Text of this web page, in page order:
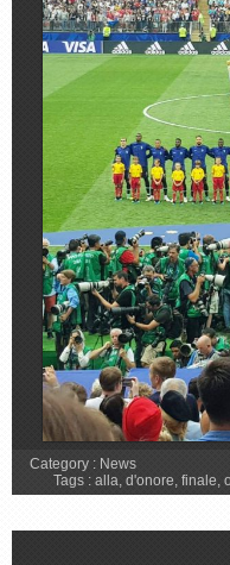
Category : News
Tags : alla, d'onore, finale,